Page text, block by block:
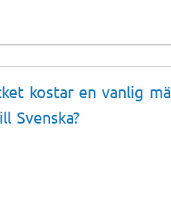
kostar en vanlig
Svenska?